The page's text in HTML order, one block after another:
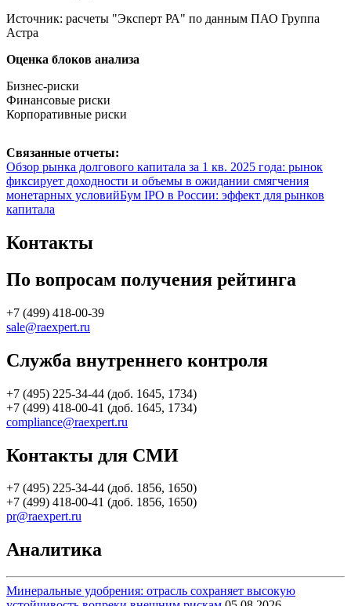
Источник: расчеты "Эксперт РА" по данным ПАО Группа
Астра
Оценка блоков анализа
Бизнес-риски
Финансовые риски
Корпоративные риски
Связанные отчеты:
Обзор рынка долгового капитала за 1 кв. 2025 года: рынок
фиксирует доходности и объемы в ожидании смягчения
монетарных условийБум IPO в России: эффект для рынков
капитала
Контакты
По вопросам получения рейтинга
+7 (499) 418-00-39
sale@raexpert.ru
Служба внутреннего контроля
+7 (495) 225-34-44 (доб. 1645, 1734)
+7 (499) 418-00-41 (доб. 1645, 1734)
compliance@raexpert.ru
Контакты для СМИ
+7 (495) 225-34-44 (доб. 1856, 1650)
+7 (499) 418-00-41 (доб. 1856, 1650)
pr@raexpert.ru
Аналитика
Минеральные удобрения: отрасль сохраняет высокую